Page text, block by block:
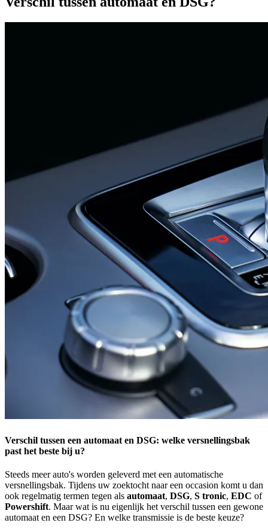
Verschil tussen een automaat en DSG: welke versnellingsbak
past het beste bij u?
Steeds meer auto's worden geleverd met een automatische
versnellingsbak. Tijdens uw zoektocht naar een occasion komt u dan
ook regelmatig termen tegen als automaat, DSG, S tronic, EDC of
Powershift. Maar wat is nu eigenlijk het verschil tussen een gewone
automaat en een DSG? En welke transmissie is de beste keuze?